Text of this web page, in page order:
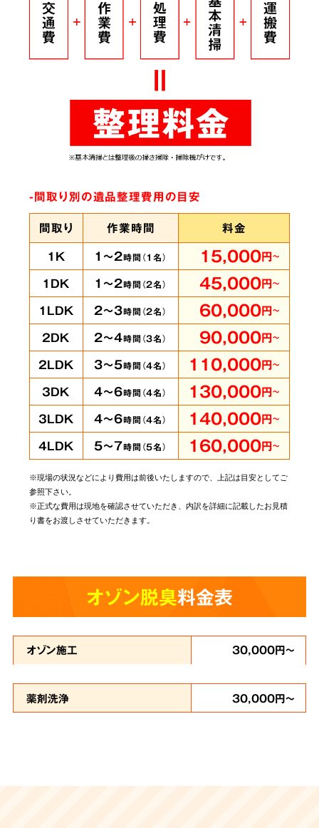
-間取り別の遺品整理費用の目安
間取り
作業時間
料金
1K
1～2時間（1名） 15,000円～
1DK 1～2時間（2名） 45,000円～
1LDK 2～3時間（2名） 60,000円～
2DK 2～4時間（3名） 90,000円～
2LDK 3～5時間（4名） 110,000円～
3DK 4～6時間（4名） 130,000円～
3LDK 4～6時間（4名） 140,000円～
4LDK 5～7時間（5名） 160,000円～
※現場の状況などにより費用は前後いたしますので、上記は目安としてご
参照下さい。
※正式な費用は現地を確認させていただき、内訳を詳細に記載したお見積
り書をお渡しさせていただきます。
オゾン脱臭料金表
オゾン施工 30,000円～
薬剤洗浄 30,000円～